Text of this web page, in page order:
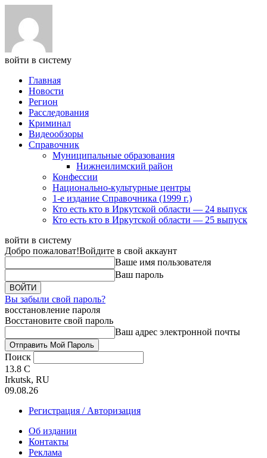
войти в систему
Главная
Новости
Регион
Расследования
Криминал
Видеообзоры
Справочник
Муниципальные образования
Нижнеилимский район
Конфессии
Национально-культурные центры
1-е издание Справочника (1999 г.)
Кто есть кто в Иркутской области — 24 выпуск
Кто есть кто в Иркутской области — 25 выпуск
войти в систему
Добро пожаловат!Войдите в свой аккаунт
Ваше имя пользователя
Ваш пароль
Вы забыли свой пароль?
восстановление пароля
Восстановите свой пароль
Ваш адрес электронной почты
Поиск
13.8 C
Irkutsk, RU
09.08.26
Регистрация / Авторизация
Об издании
Контакты
Реклама